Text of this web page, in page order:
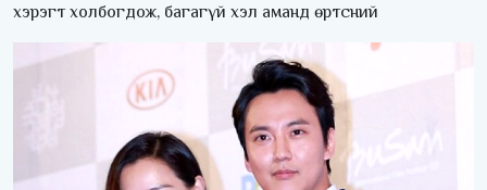
хэрэгт холбогдож, багагүй хэл аманд өртсний